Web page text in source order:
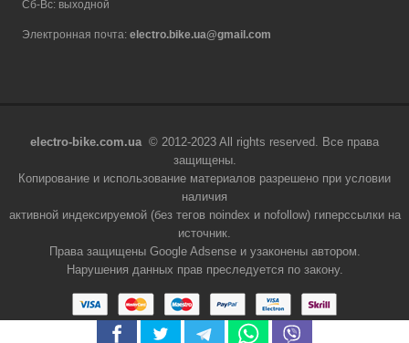
Сб-Вс: выходной
Электронная почта: electro.bike.ua@gmail.com
electro-bike.com.ua © 2012-2023 All rights reserved. Все права
защищены.
Копирование и использование материалов разрешено при условии
наличия
активной индексируемой (без тегов noindex и nofollow) гиперссылки на
источник.
Права защищены Google Adsense и узаконены автором.
Нарушения данных прав преследуется по закону.